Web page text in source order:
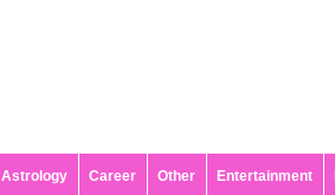
Astrology Career Other Entertainment